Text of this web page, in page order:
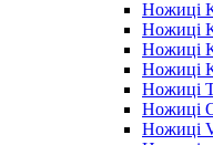
Ножиці
Ножиці
Ножиці
Ножиці
Ножиці
Ножиці
Ножиці